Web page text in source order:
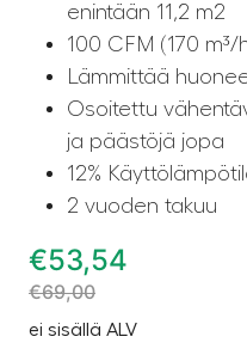
enintään 11,2 m2
100 CFM (170 m³/
Lämmittää
Osoitettu
ja päästöjä jopa
12%
2 vuoden takuu
€53,54
€69,00
ei sisällä ALV